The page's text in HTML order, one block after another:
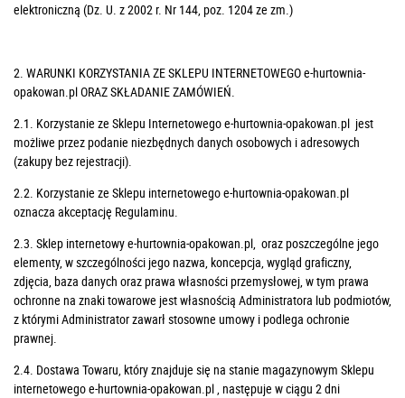
elektroniczną (Dz. U. z 2002 r. Nr 144, poz. 1204 ze zm.)
2. WARUNKI KORZYSTANIA ZE SKLEPU INTERNETOWEGO e-hurtownia-
opakowan.pl ORAZ SKŁADANIE ZAMÓWIEŃ.
2.1. Korzystanie ze Sklepu Internetowego e-hurtownia-opakowan.pl jest
możliwe przez podanie niezbędnych danych osobowych i adresowych
(zakupy bez rejestracji).
2.2. Korzystanie ze Sklepu internetowego e-hurtownia-opakowan.pl
oznacza akceptację Regulaminu.
2.3. Sklep internetowy e-hurtownia-opakowan.pl, oraz poszczególne jego
elementy, w szczególności jego nazwa, koncepcja, wygląd graficzny,
zdjęcia, baza danych oraz prawa własności przemysłowej, w tym prawa
ochronne na znaki towarowe jest własnością Administratora lub podmiotów,
z którymi Administrator zawarł stosowne umowy i podlega ochronie
prawnej.
2.4. Dostawa Towaru, który znajduje się na stanie magazynowym Sklepu
internetowego e-hurtownia-opakowan.pl , następuje w ciągu 2 dni